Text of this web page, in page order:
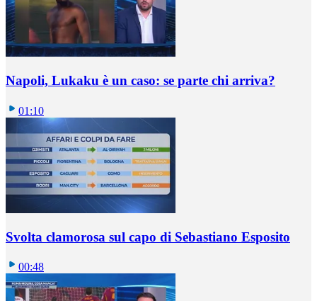
Napoli, Lukaku è un caso: se parte chi arriva?
01:10
Svolta clamorosa sul capo di Sebastiano Esposito
00:48